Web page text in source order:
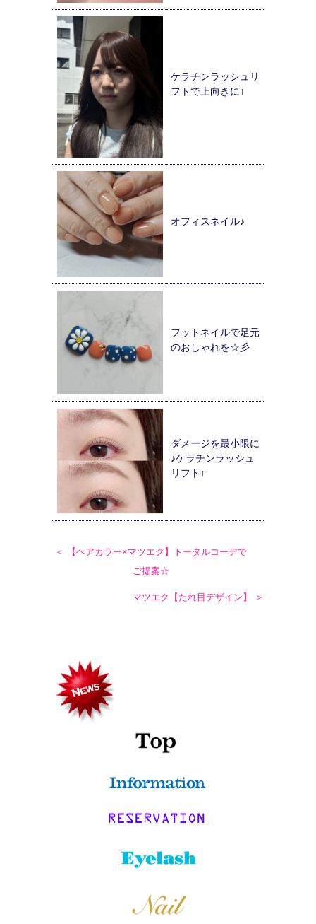
ケラチンラッシュリ
フトで上向きに↑
オフィスネイル♪
フットネイルで足元
のおしゃれを☆彡
ダメージを最小限に
♪ケラチンラッシュ
リフト↑
＜ 【ヘアカラー×マツエク】トータルコーデで
ご提案☆
マツエク【たれ目デザイン】 ＞